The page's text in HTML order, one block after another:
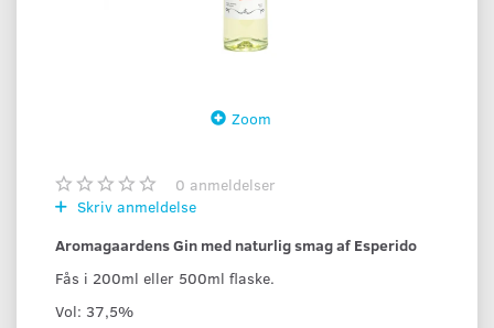
Zoom
0 anmeldelser
Skriv anmeldelse
Aromagaardens Gin med naturlig smag af Esperido
Fås i 200ml eller 500ml flaske.
Vol: 37,5%